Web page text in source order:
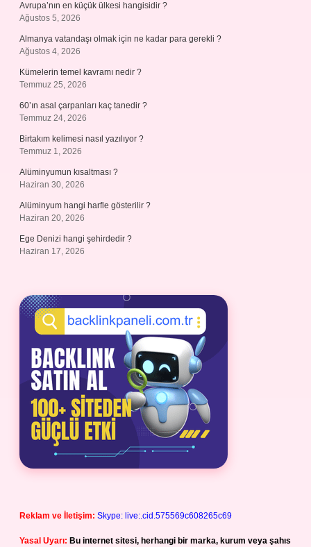
Avrupa’nın en küçük ülkesi hangisidir ?
Ağustos 5, 2026
Almanya vatandaşı olmak için ne kadar para gerekli ?
Ağustos 4, 2026
Kümelerin temel kavramı nedir ?
Temmuz 25, 2026
60’ın asal çarpanları kaç tanedir ?
Temmuz 24, 2026
Birtakım kelimesi nasıl yazılıyor ?
Temmuz 1, 2026
Alüminyumun kısaltması ?
Haziran 30, 2026
Alüminyum hangi harfle gösterilir ?
Haziran 20, 2026
Ege Denizi hangi şehirdedir ?
Haziran 17, 2026
Reklam ve İletişim: Skype: live:.cid.575569c608265c69
Yasal Uyarı: Bu internet sitesi, herhangi bir marka, kurum veya şahıs